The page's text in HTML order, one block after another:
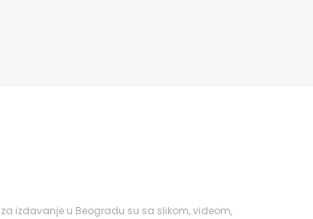
izdavanje u Beogradu su sa slikom, videom,